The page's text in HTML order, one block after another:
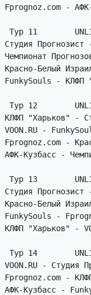
Fprognoz.com -
Тур 11
Студия Прогнозист
Чемпионат
Красно-Белый
FunkySouls - КЛФП
Тур 12
КЛФП "Харьков" -
VOON.RU -
Fprognoz.com -
АФК-Кузбасс -
Тур 13
Студия Прогнозист
Красно-Белый
FunkySouls -
КЛФП "Харьков" -
Тур 14
VOON.RU - Студия
Fprognoz.com -
АФК-Кузбасс -